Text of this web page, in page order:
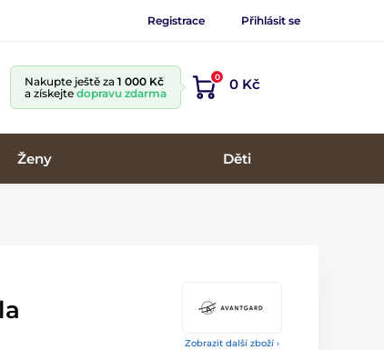
Registrace Přihlásit se
Nakupte ještě za 1 000 Kč
a získejte dopravu zdarma
0 0 Kč
Ženy Děti
Zobrazit další zboží ›